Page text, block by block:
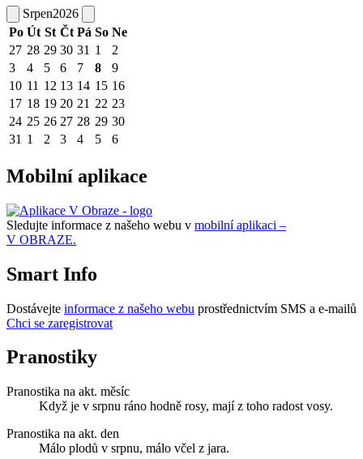
Srpen2026
Po Út St Čt Pá So Ne
27 28 29 30 31 1
2
3
4 5 6 7 8
9
10 11 12 13 14 15 16
17 18 19 20 21 22 23
24 25 26 27 28 29 30
31 1 2 3 4 5 6
Mobilní aplikace
Sledujte informace z našeho webu v mobilní aplikaci –
V OBRAZE.
Smart Info
Dostávejte informace z našeho webu prostřednictvím SMS a e-mailů
Chci se zaregistrovat
Pranostiky
Pranostika na akt. měsíc
Když je v srpnu ráno hodně rosy, mají z toho radost vosy.
Pranostika na akt. den
Málo plodů v srpnu, málo včel z jara.